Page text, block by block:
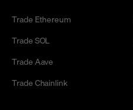
Trade Ethereum
Trade SOL
Trade Aave
Trade Chainlink